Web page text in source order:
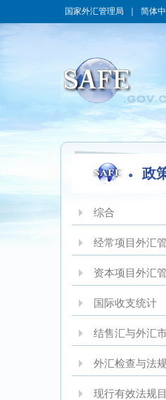
国家外汇管理局 简体
政
综合
经常项目外汇
资本项目外汇
国际收支统计
结售汇与外汇
外汇检查与法
现行有效法规